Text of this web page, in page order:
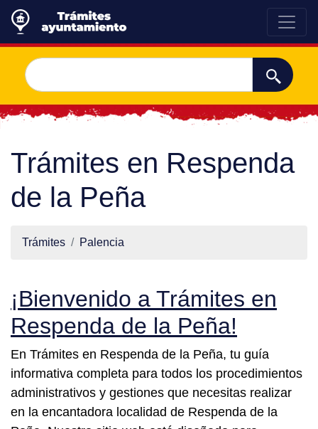
Trámites en Respenda
de la Peña
Trámites Palencia
¡Bienvenido a Trámites en
Respenda de la Peña!
En Trámites en Respenda de la Peña, tu guía
informativa completa para todos los procedimientos
administrativos y gestiones que necesitas realizar
en la encantadora localidad de Respenda de la